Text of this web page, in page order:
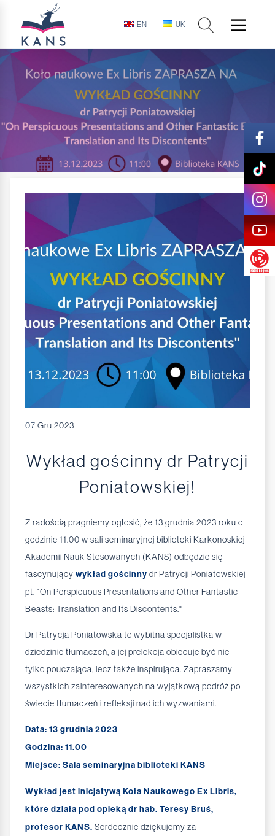
EN UK
07 Gru 2023
Wykład gościnny dr Patrycji
Poniatowskiej!
Z radością pragniemy ogłosić, że 13 grudnia 2023 roku o
godzinie 11.00 w sali seminaryjnej biblioteki Karkonoskiej
Akademii Nauk Stosowanych (KANS) odbędzie się
fascynujący wykład gościnny dr Patrycji Poniatowskiej
pt. "On Perspicuous Presentations and Other Fantastic
Beasts: Translation and Its Discontents."
Dr Patrycja Poniatowska to wybitna specjalistka w
dziedzinie tłumaczeń, a jej prelekcja obiecuje być nie
tylko pouczająca, lecz także inspirująca. Zapraszamy
wszystkich zainteresowanych na wyjątkową podróż po
świecie tłumaczeń i refleksji nad ich wyzwaniami.
Data: 13 grudnia 2023
Godzina: 11.00
Miejsce: Sala seminaryjna biblioteki KANS
Wykład jest inicjatywą Koła Naukowego Ex Libris,
które działa pod opieką dr hab. Teresy Bruś,
profesor KANS. Serdecznie dziękujemy za